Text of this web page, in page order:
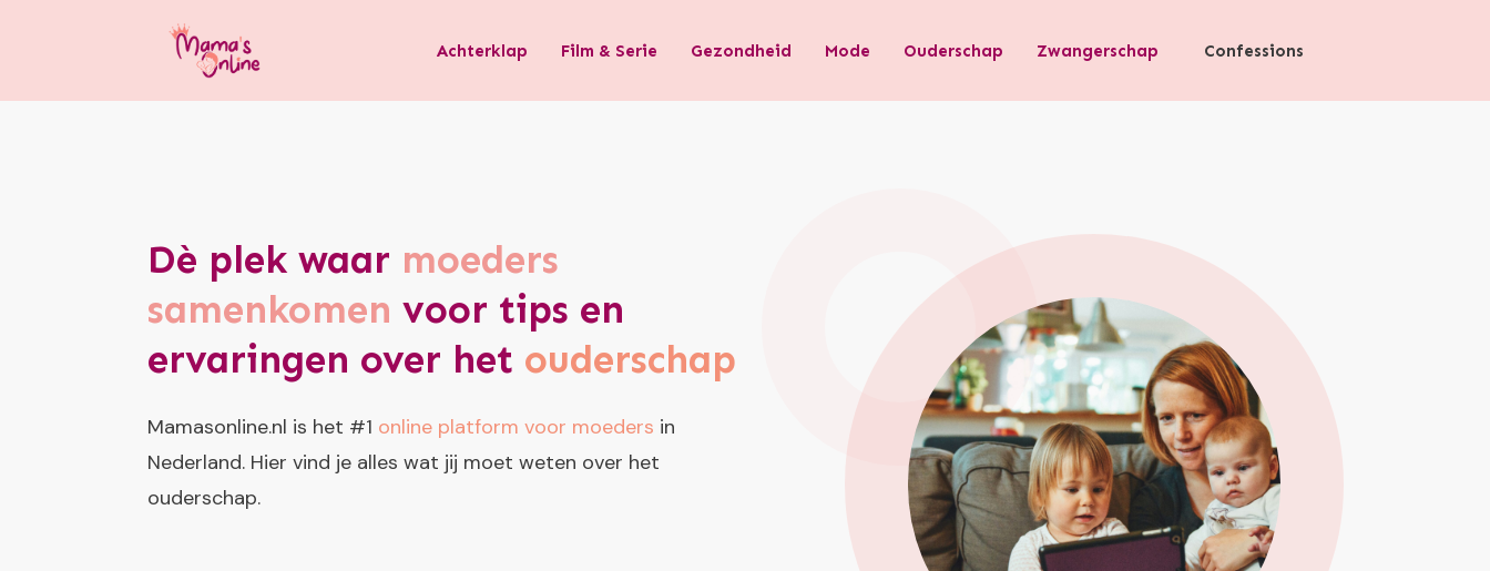
Achterklap Film & Serie Gezondheid Mode Ouderschap Zwangerschap Confessions
Dè plek waar moeders
samenkomen voor tips en
ervaringen over het ouderschap
Mamasonline.nl is het #1 online platform voor moeders in
Nederland. Hier vind je alles wat jij moet weten over het
ouderschap.